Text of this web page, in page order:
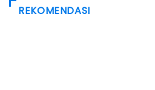
REKOMENDASI